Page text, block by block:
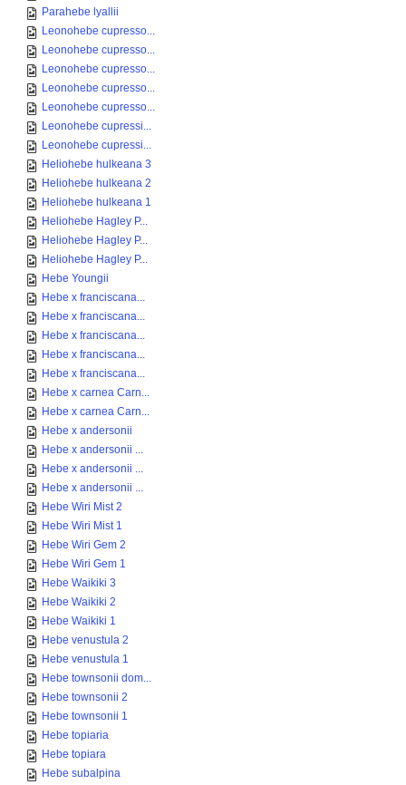
Parahebe lyallii
Leonohebe cupresso...
Leonohebe cupresso...
Leonohebe cupresso...
Leonohebe cupresso...
Leonohebe cupresso...
Leonohebe cupressi...
Leonohebe cupressi...
Heliohebe hulkeana 3
Heliohebe hulkeana 2
Heliohebe hulkeana 1
Heliohebe Hagley P...
Heliohebe Hagley P...
Heliohebe Hagley P...
Hebe Youngii
Hebe x franciscana...
Hebe x franciscana...
Hebe x franciscana...
Hebe x franciscana...
Hebe x franciscana...
Hebe x carnea Carn...
Hebe x carnea Carn...
Hebe x andersonii
Hebe x andersonii ...
Hebe x andersonii ...
Hebe x andersonii ...
Hebe Wiri Mist 2
Hebe Wiri Mist 1
Hebe Wiri Gem 2
Hebe Wiri Gem 1
Hebe Waikiki 3
Hebe Waikiki 2
Hebe Waikiki 1
Hebe venustula 2
Hebe venustula 1
Hebe townsonii dom...
Hebe townsonii 2
Hebe townsonii 1
Hebe topiaria
Hebe topiara
Hebe subalpina